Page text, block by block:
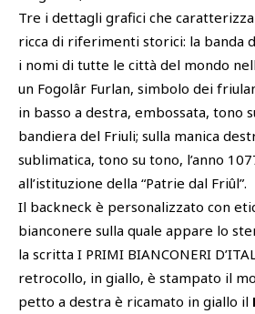
Tre i dettagli grafici che
ricca di riferimenti storici: la banda
i nomi di tutte le città del mondo
un Fogolâr Furlan, simbolo dei
in basso a destra, embossata, tono
bandiera del Friuli; sulla manica
sublimatica, tono su tono, l’anno
all’istituzione della “Patrie dal Friûl”.
Il backneck è personalizzato con
bianconere sulla quale appare lo
la scritta I PRIMI BIANCONERI
retrocollo, in giallo, è stampato il
petto a destra è ricamato in giallo il